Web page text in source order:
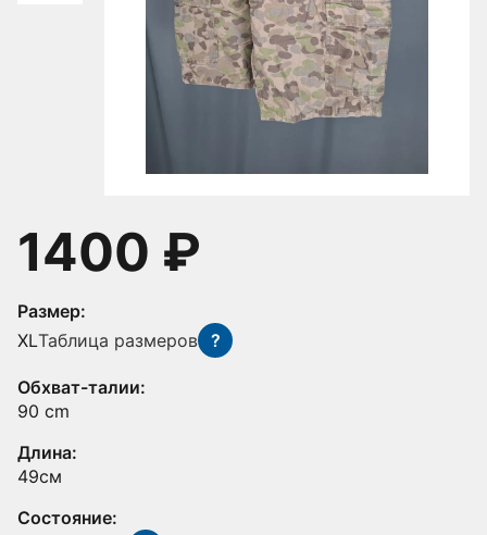
1400 ₽
Размер:
XLТаблица размеров ?
Обхват-талии:
90 cm
Длина:
49см
Состояние: